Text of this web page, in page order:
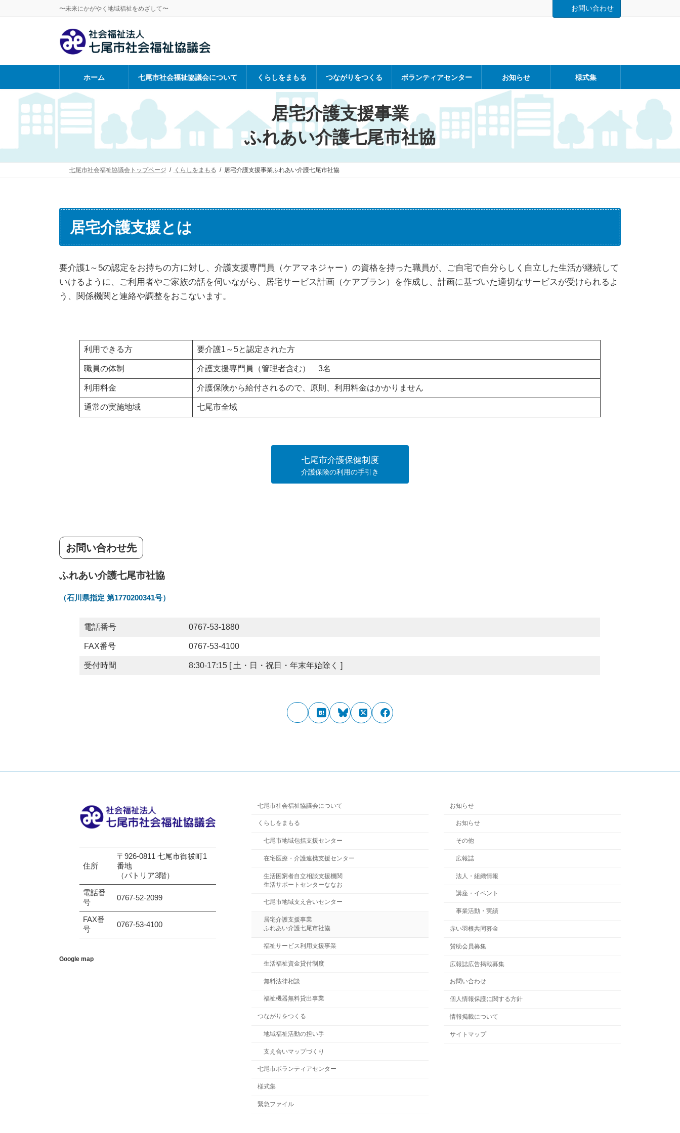
へ
キ
ョ
に
〜未来にかがやく地域福祉をめざして〜 お問い合わせ
ホーム 七尾市社会福祉協議会について くらしをまもる つながりをつくる ボランティアセンター お知らせ 様式集
居宅介護支援事業
ふれあい介護七尾市社協
七尾市社会福祉協議会トップページ くらしをまもる 居宅介護支援事業ふれあい介護七尾市社協
居宅介護支援とは
要介護1～5の認定をお持ちの方に対し、介護支援専門員（ケアマネジャー）の資格を持った職員が、ご自宅で自分らしく自立した生活が継続して
いけるように、ご利用者やご家族の話を伺いながら、居宅サービス計画（ケアプラン）を作成し、計画に基づいた適切なサービスが受けられるよ
う、関係機関と連絡や調整をおこないます。
利用できる方 要介護1～5と認定された方
職員の体制 介護支援専門員（管理者含む） 3名
利用料金 介護保険から給付されるので、原則、利用料金はかかりません
通常の実施地域 七尾市全域
七尾市介護保健制度
介護保険の利用の手引き
お問い合わせ先
ふれあい介護七尾市社協
（石川県指定 第1770200341号）
電話番号 0767-53-1880
FAX番号 0767-53-4100
受付時間 8:30-17:15 [ 土・日・祝日・年末年始除く ]
住所
〒926-0811 七尾市御祓町1
番地
（パトリア3階）
電話番
号
0767-52-2099
FAX番
号
0767-53-4100
Google map
七尾市社会福祉協議会について
くらしをまもる
七尾市地域包括支援センター
在宅医療・介護連携支援センター
生活困窮者自立相談支援機関
生活サポートセンターななお
七尾市地域支え合いセンター
居宅介護支援事業
ふれあい介護七尾市社協
福祉サービス利用支援事業
生活福祉資金貸付制度
無料法律相談
福祉機器無料貸出事業
つながりをつくる
地域福祉活動の担い手
支え合いマップづくり
七尾市ボランティアセンター
様式集
緊急ファイル
お知らせ
お知らせ
その他
広報誌
法人・組織情報
講座・イベント
事業活動・実績
赤い羽根共同募金
賛助会員募集
広報誌広告掲載募集
お問い合わせ
個人情報保護に関する方針
情報掲載について
サイトマップ